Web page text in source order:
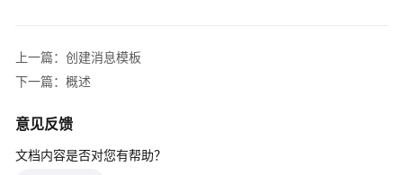
说
明
快
速
入
上一篇：创建消息模板
下一篇：概述
意见反馈
文档内容是否对您有帮助？